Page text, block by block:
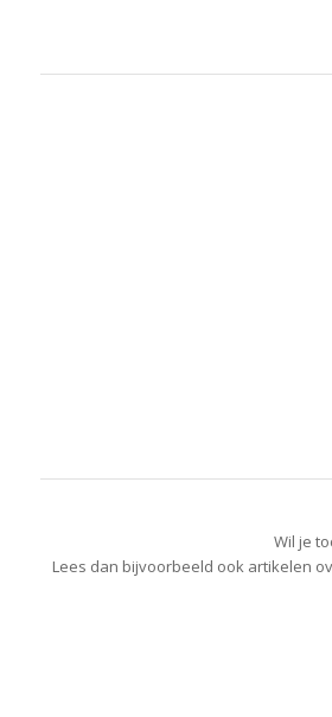
Wil je
Lees dan bijvoorbeeld ook artikelen